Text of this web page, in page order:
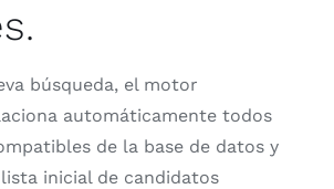
búsqueda, el motor
automáticamente todos
de la base de datos y
inicial de candidatos